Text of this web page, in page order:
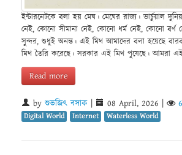
ইন্টারনেটকে বলা হয় মেঘ। মেঘের রাজ্য। ভার্চুয়াল
নেই, কোনো সীমানা নেই, কোনো ধর্ম নেই, কোনো
সুন্দর, শুধুই অনন্ত। এই মিথ আমাদের বলা হয়েছে
মিথ তৈরি করেছে। সরকার এই মিথ পুষেছে। আমরা
Read more
by শুভজিৎ বসাক 08 April, 2026
Digital World Internet Waterless World